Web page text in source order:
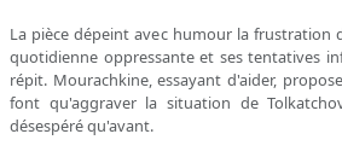
La pièce dépeint avec humour la frustration
quotidienne oppressante et ses tentatives
répit. Mourachkine, essayant d'aider,
font qu'aggraver la situation de
désespéré qu'avant.